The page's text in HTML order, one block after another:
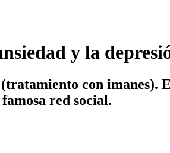
y la
con imanes).
red social.